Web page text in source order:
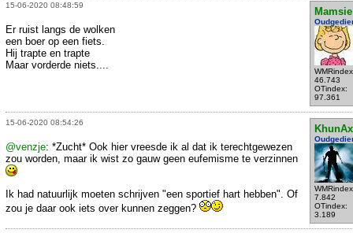
15-06-2020 08:48:59
Mamsie
46.743
OTindex:
97.361
Er ruist langs de wolken
een boer op een fiets.
Hij trapte en trapte
Maar vorderde niets....
15-06-2020 08:54:26
7.842
OTindex:
3.189
@venzje: *Zucht* Ook hier vreesde ik al dat ik terechtgewezen
zou worden, maar ik wist zo gauw geen eufemisme te verzinnen
Ik had natuurlijk moeten schrijven "een sportief hart hebben". Of
zou je daar ook iets over kunnen zeggen?